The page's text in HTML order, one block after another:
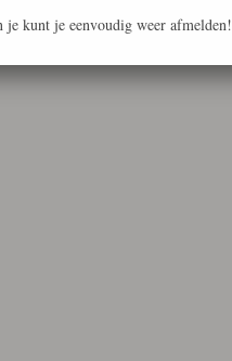
kunt je eenvoudig weer afmelden!